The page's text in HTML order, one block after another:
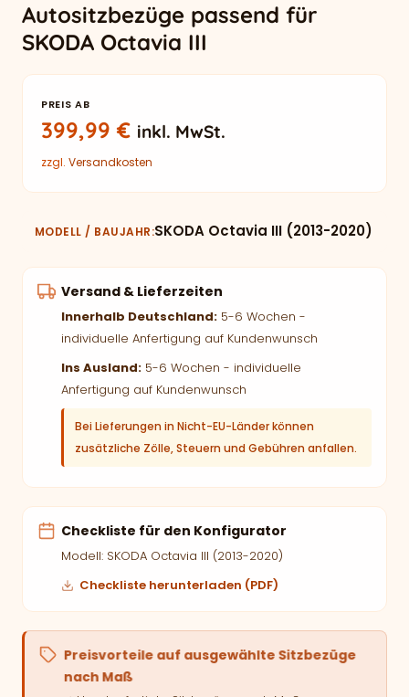
Autositzbezüge passend für
SKODA Octavia III
PREIS AB
399,99€ inkl. MwSt.
zzgl. Versandkosten
MODELL / BAUJAHR SKODA Octavia III (2013-2020)
Versand & Lieferzeiten
Innerhalb Deutschland: 5-6 Wochen -
individuelle Anfertigung auf Kundenwunsch
Ins Ausland: 5-6 Wochen - individuelle
Anfertigung auf Kundenwunsch
Bei Lieferungen in Nicht-EU-Länder können
zusätzliche Zölle, Steuern und Gebühren anfallen.
Checkliste für den Konfigurator
Modell: SKODA Octavia III (2013-2020)
Checkliste herunterladen (PDF)
Preisvorteile auf ausgewählte Sitzbezüge
nach Maß